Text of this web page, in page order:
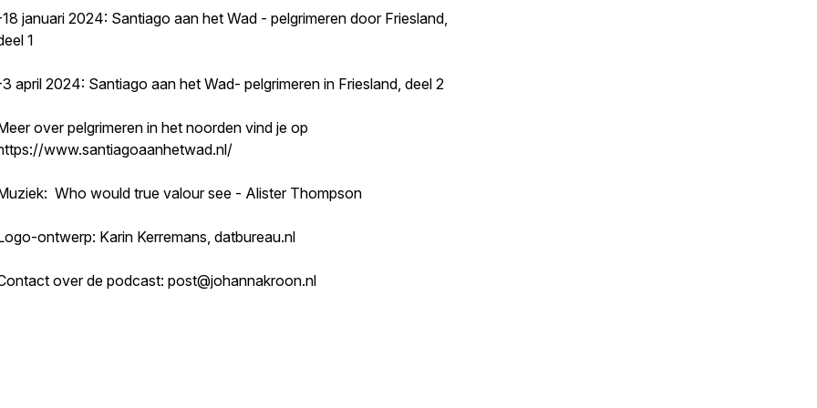
januari 2024: Santiago aan het Wad - pelgrimeren door Friesland,
1
april 2024: Santiago aan het Wad- pelgrimeren in Friesland, deel 2
over pelgrimeren in het noorden vind je op
www.santiagoaanhetwad.nl/
Who would true valour see - Alister Thompson
ontwerp: Karin Kerremans, datbureau.nl
over de podcast: post@johannakroon.nl